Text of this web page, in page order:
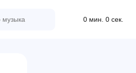
0 мин. 0 сек.